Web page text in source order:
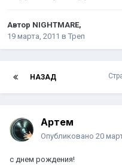
Автор NIGHTMARE,
19 марта, 2011 в Треп
НАЗАД
Артем
Опубликовано 20
с днем рождения!